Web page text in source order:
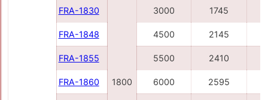
FRA-1830
1800
3000 1745
FRA-1848 4500 2145
FRA-1855 5500 2410
FRA-1860 6000 2595